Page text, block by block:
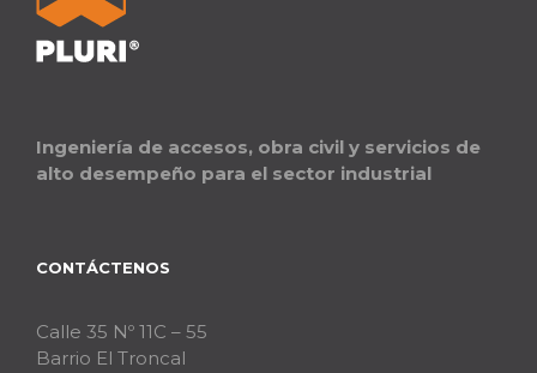
Ingeniería de accesos, obra civil y servicios de
alto desempeño para el sector industrial
CONTÁCTENOS
Calle 35 Nº 11C – 55
Barrio El Troncal